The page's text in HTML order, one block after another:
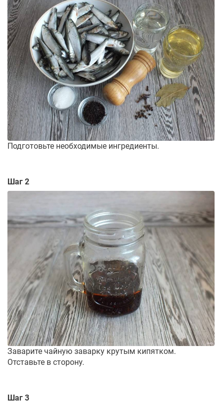
Подготовьте необходимые ингредиенты.
Шаг 2
Заварите чайную заварку крутым кипятком.
Отставьте в сторону.
Шаг 3